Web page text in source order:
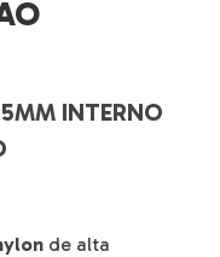
INTERNO
de alta